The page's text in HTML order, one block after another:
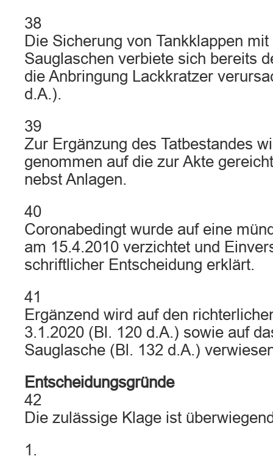
38
Die Sicherung von Tankklappen
Sauglaschen verbiete sich bereits
die Anbringung Lackkratzer
d.A.).
39
Zur Ergänzung des Tatbestandes
genommen auf die zur Akte
nebst Anlagen.
40
Coronabedingt wurde auf eine
am 15.4.2010 verzichtet und
schriftlicher Entscheidung erklärt.
41
Ergänzend wird auf den
3.1.2020 (Bl. 120 d.A.) sowie auf
Sauglasche (Bl. 132 d.A.)
Entscheidungsgründe
42
Die zulässige Klage ist
1.